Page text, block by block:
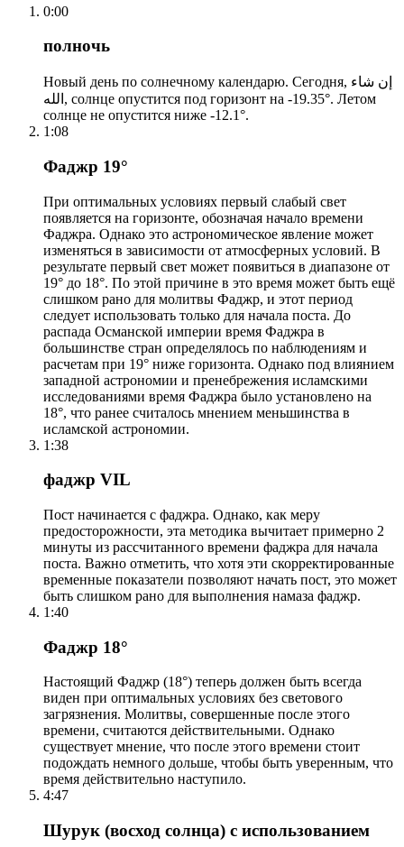
0:00
полночь
Новый день по солнечному календарю. Сегодня, إن شاء
الله, солнце опустится под горизонт на -19.35°. Летом
солнце не опустится ниже -12.1°.
1:08
Фаджр 19°
При оптимальных условиях первый слабый свет
появляется на горизонте, обозначая начало времени
Фаджра. Однако это астрономическое явление может
изменяться в зависимости от атмосферных условий. В
результате первый свет может появиться в диапазоне от
19° до 18°. По этой причине в это время может быть ещё
слишком рано для молитвы Фаджр, и этот период
следует использовать только для начала поста. До
распада Османской империи время Фаджра в
большинстве стран определялось по наблюдениям и
расчетам при 19° ниже горизонта. Однако под влиянием
западной астрономии и пренебрежения исламскими
исследованиями время Фаджра было установлено на
18°, что ранее считалось мнением меньшинства в
исламской астрономии.
1:38
фаджр VIL
Пост начинается с фаджра. Однако, как меру
предосторожности, эта методика вычитает примерно 2
минуты из рассчитанного времени фаджра для начала
поста. Важно отметить, что хотя эти скорректированные
временные показатели позволяют начать пост, это может
быть слишком рано для выполнения намаза фаджр.
1:40
Фаджр 18°
Настоящий Фаджр (18°) теперь должен быть всегда
виден при оптимальных условиях без светового
загрязнения. Молитвы, совершенные после этого
времени, считаются действительными. Однако
существует мнение, что после этого времени стоит
подождать немного дольше, чтобы быть уверенным, что
время действительно наступило.
4:47
Шурук (восход солнца) с использованием